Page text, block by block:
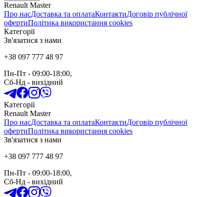
Renault Master
Про насДоставка та оплатаКонтактиДоговір публічної
офертиПолітика використання cookies
Категорії
Зв'язатися з нами
+38 097 777 48 97
Пн-Пт - 09:00-18:00,
Сб-Нд - вихідний
Категорії
Renault Master
Про насДоставка та оплатаКонтактиДоговір публічної
офертиПолітика використання cookies
Зв'язатися з нами
+38 097 777 48 97
Пн-Пт - 09:00-18:00,
Сб-Нд - вихідний